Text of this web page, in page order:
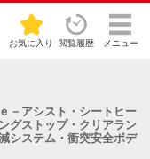
お気に入り 閲覧履歴 メニュー
－アシスト・シートヒー
グストップ・クリアラン
システム・衝突安全ボデ